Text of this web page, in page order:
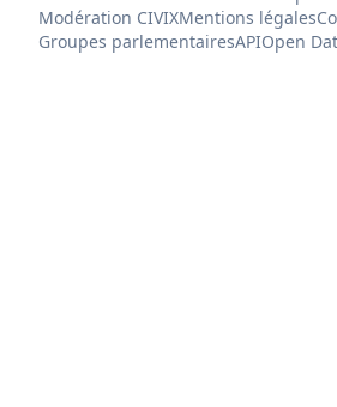
Modération CIVIXMentions légales
Groupes parlementairesAPIOpen